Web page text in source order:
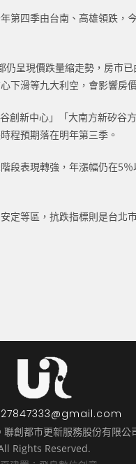
四季由台南、高雄領跌
呈現價跌量縮走勢，房市
下滑等九大利空，會影響房
新中心」「大南方新矽
程預期落在明年第三季。
表現轉強，年漲幅仍在5
等區，抗跌指標則是台北
創都市更新服務股份有限公
Rights Reserved.